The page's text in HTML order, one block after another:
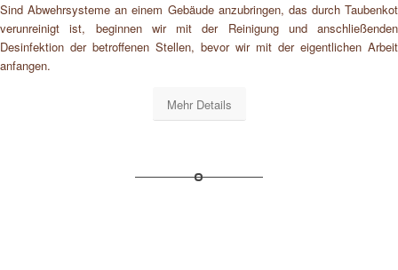
Sind Abwehrsysteme an einem Gebäude anzubringen, das durch Taubenkot
verunreinigt ist, beginnen wir mit der Reinigung und anschließenden
Desinfektion der betroffenen Stellen, bevor wir mit der eigentlichen Arbeit
anfangen.
Mehr Details